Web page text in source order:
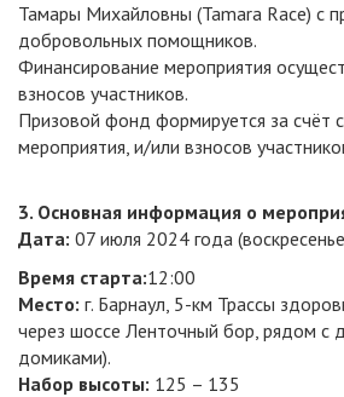
Тамары Михайловны (Tamara Race) с
добровольных помощников.
Финансирование мероприятия
взносов участников.
Призовой фонд формируется за счёт
мероприятия, и/или взносов
3. Основная информация о
Дата: 07 июля 2024 года
Время старта:12:00
Место: г. Барнаул, 5-км Трассы
через шоссе Ленточный бор, рядом с
домиками).
Набор высоты: 125 – 135